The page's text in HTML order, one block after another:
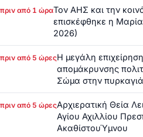
πριν από 1 ώραΤον ΑΗΣ και την
επισκέφθηκε η
2026)
πριν από 5 ώρεςΗ μεγάλη
απομάκρυνσης
Σώμα στην πυρκαγιά
πριν από 5 ώρεςΑρχιερατική Θεία
Αγίου Αχιλλίου
ΑκαθίστουΎμνου